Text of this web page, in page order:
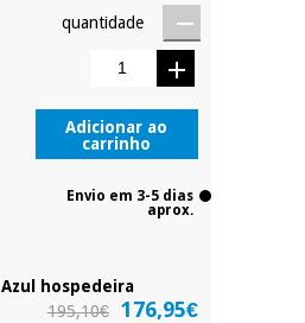
quantidade
Adicionar ao
carrinho
Envio em 3-5 dias
aprox.
Azul hospedeira
195,10€
176,95€